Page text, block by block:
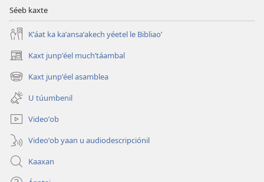
Séeb kaxte
Kʼáat ka kaʼansaʼakech yéetel le Bibliaoʼ
Kaxt junpʼéel muchʼtáambal
(opens
new
window)
Kaxt junpʼéel asamblea
(opens
new
window)
U túumbenil
Videoʼob
Videoʼob yaan u audiodescripciónil
Kaaxan